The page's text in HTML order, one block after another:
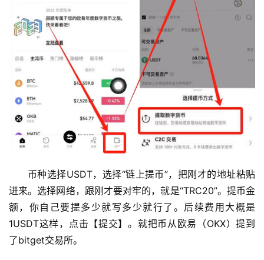
币种选择USDT，选择“链上提币”，把刚才的地址粘贴
进来。选择网络，跟刚才要对牢的，就是“TRC20”。提币金
额，你自己要提多少就写多少就行了。后续费用大概是
1USDT这样，点击【提交】。就把币从欧易（OKX）提到
了bitget交易所。